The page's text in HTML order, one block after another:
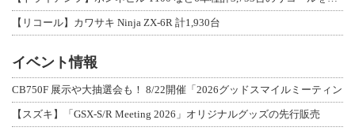
【リコール】カワサキ Ninja ZX-6R 計1,930台
イベント情報
CB750F 展示や大抽選会も！ 8/22開催「2026グッドスマイルミーティン
【スズキ】「GSX-S/R Meeting 2026」オリジナルグッズの先行販売